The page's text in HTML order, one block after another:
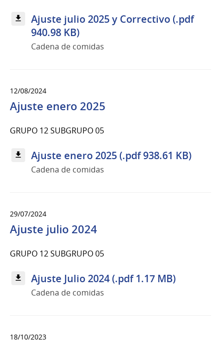
Ajuste julio 2025 y Correctivo (.pdf
940.98 KB)
Cadena de comidas
12/08/2024
Ajuste enero 2025
GRUPO 12 SUBGRUPO 05
Ajuste enero 2025 (.pdf 938.61 KB)
Cadena de comidas
29/07/2024
Ajuste julio 2024
GRUPO 12 SUBGRUPO 05
Ajuste Julio 2024 (.pdf 1.17 MB)
Cadena de comidas
18/10/2023